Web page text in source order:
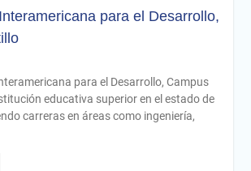
para el Desarrollo,
para el Desarrollo, Campus
educativa superior en el estado de
carreras en áreas como ingeniería,